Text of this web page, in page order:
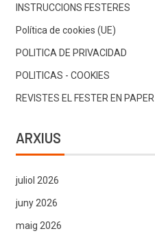
INSTRUCCIONS FESTERES
Política de cookies (UE)
POLITICA DE PRIVACIDAD
POLITICAS - COOKIES
REVISTES EL FESTER EN PAPER
ARXIUS
juliol 2026
juny 2026
maig 2026